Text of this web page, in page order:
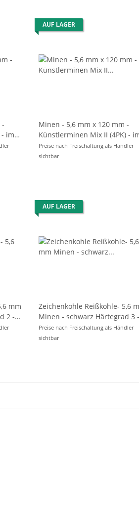
AUF LAGER
Minen - 5,6 mm x 120 mm -
Künstlerminen Mix II (4PK) - im
6er Pack
Preise nach Freischaltung als Händler
sichtbar
AUF LAGER
Zeichenkohle Reißkohle- 5,6 mm
Minen - schwarz Härtegrad 3 -
im 6er Pack
Preise nach Freischaltung als Händler
sichtbar